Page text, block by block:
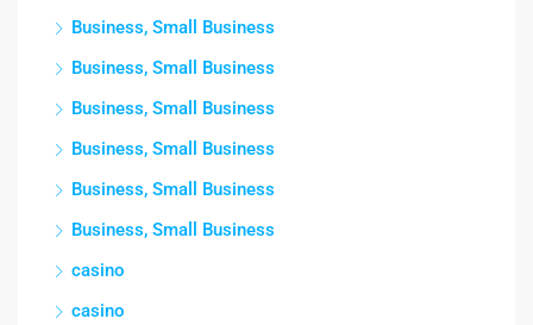
Business, Small Business
Business, Small Business
Business, Small Business
Business, Small Business
Business, Small Business
Business, Small Business
casino
casino